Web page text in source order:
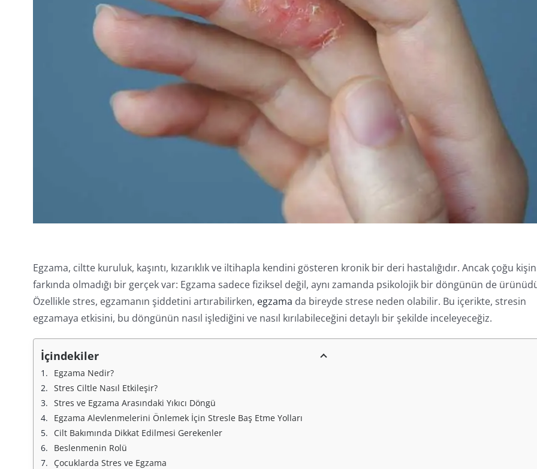
Egzama, ciltte kuruluk, kaşıntı, kızarıklık ve iltihapla kendini gösteren kronik bir deri hastalığıdır. Ancak çoğu
farkında olmadığı bir gerçek var: Egzama sadece fiziksel değil, aynı zamanda psikolojik bir döngünün de
Özellikle stres, egzamanın şiddetini artırabilirken, egzama da bireyde strese neden olabilir. Bu içerikte, stresin
egzamaya etkisini, bu döngünün nasıl işlediğini ve nasıl kırılabileceğini detaylı bir şekilde inceleyeceğiz.
İçindekiler
Egzama Nedir?
Stres Ciltle Nasıl Etkileşir?
Stres ve Egzama Arasındaki Yıkıcı Döngü
Egzama Alevlenmelerini Önlemek İçin Stresle Baş Etme Yolları
Cilt Bakımında Dikkat Edilmesi Gerekenler
Beslenmenin Rolü
Çocuklarda Stres ve Egzama